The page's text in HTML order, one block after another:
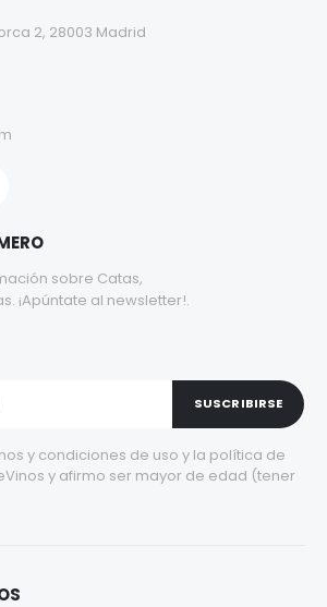
2, 28003 Madrid
sobre Catas,
¡Apúntate al newsletter!.
SUSCRIBIRSE
y condiciones de uso y la política de
y afirmo ser mayor de edad (tener